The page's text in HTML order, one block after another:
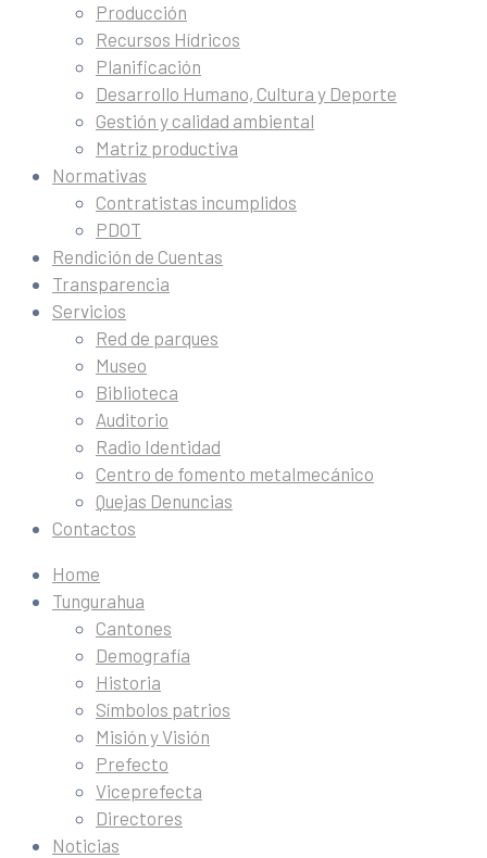
Producción
Recursos Hídricos
Planificación
Desarrollo Humano, Cultura y Deporte
Gestión y calidad ambiental
Matriz productiva
Normativas
Contratistas incumplidos
PDOT
Rendición de Cuentas
Transparencia
Servicios
Red de parques
Museo
Biblioteca
Auditorio
Radio Identidad
Centro de fomento metalmecánico
Quejas Denuncias
Contactos
Home
Tungurahua
Cantones
Demografía
Historia
Símbolos patrios
Misión y Visión
Prefecto
Viceprefecta
Directores
Noticias